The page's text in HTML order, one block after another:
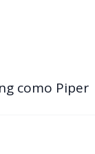
como Piper